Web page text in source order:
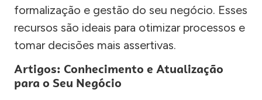
formalização e gestão do seu negócio. Esses
recursos são ideais para otimizar processos e
tomar decisões mais assertivas.
Artigos: Conhecimento e Atualização
para o Seu Negócio